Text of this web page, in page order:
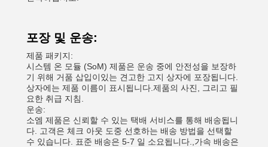
포장 및 운송:
제품 패키지:
시스템 온 모듈 (SoM) 제품은 운송 중에 안전성을 보장하
기 위해 거품 삽입이있는 견고한 고지 상자에 포장됩니다.
상자에는 제품 이름이 표시됩니다.제품의 사진, 그리고 필
요한 취급 지침.
운송:
소엠 제품은 신뢰할 수 있는 택배 서비스를 통해 배송됩니
다. 고객은 체크 아웃 도중 선호하는 배송 방법을 선택할
수 있습니다. 표준 배송은 5-7 일 소요됩니다.,가속 배송은